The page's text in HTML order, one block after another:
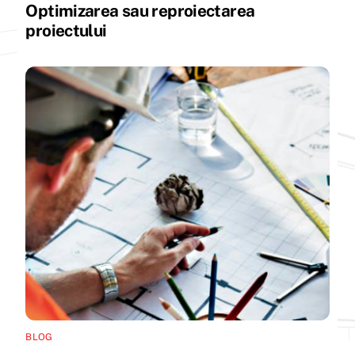
Optimizarea sau reproiectarea
proiectului
BLOG